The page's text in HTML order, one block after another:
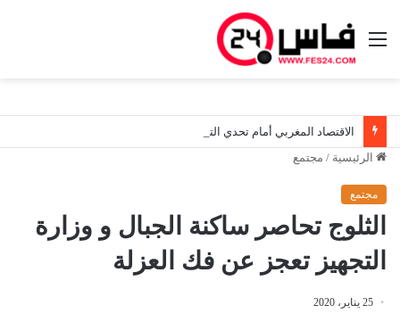
القائمة
الرئيسية / مجتمع
مجتمع
الثلوج تحاصر ساكنة الجبال و وزارة
التجهيز تعجز عن فك العزلة
25 يناير، 2020